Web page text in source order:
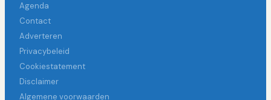
Agenda
Contact
Adverteren
Privacybeleid
Cookiestatement
Disclaimer
Algemene voorwaarden